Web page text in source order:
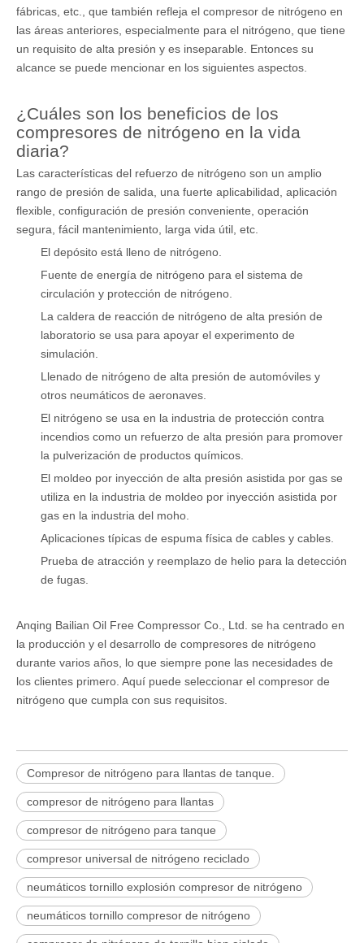
fábricas, etc., que también refleja el compresor de nitrógeno en
las áreas anteriores, especialmente para el nitrógeno, que tiene
un requisito de alta presión y es inseparable. Entonces su
alcance se puede mencionar en los siguientes aspectos.
¿Cuáles son los beneficios de los
compresores de nitrógeno en la vida
diaria?
Las características del refuerzo de nitrógeno son un amplio
rango de presión de salida, una fuerte aplicabilidad, aplicación
flexible, configuración de presión conveniente, operación
segura, fácil mantenimiento, larga vida útil, etc.
El depósito está lleno de nitrógeno.
Fuente de energía de nitrógeno para el sistema de
circulación y protección de nitrógeno.
La caldera de reacción de nitrógeno de alta presión de
laboratorio se usa para apoyar el experimento de
simulación.
Llenado de nitrógeno de alta presión de automóviles y
otros neumáticos de aeronaves.
El nitrógeno se usa en la industria de protección contra
incendios como un refuerzo de alta presión para promover
la pulverización de productos químicos.
El moldeo por inyección de alta presión asistida por gas se
utiliza en la industria de moldeo por inyección asistida por
gas en la industria del moho.
Aplicaciones típicas de espuma física de cables y cables.
Prueba de atracción y reemplazo de helio para la detección
de fugas.
Anqing Bailian Oil Free Compressor Co., Ltd. se ha centrado en
la producción y el desarrollo de compresores de nitrógeno
durante varios años, lo que siempre pone las necesidades de
los clientes primero. Aquí puede seleccionar el compresor de
nitrógeno que cumpla con sus requisitos.
Compresor de nitrógeno para llantas de tanque.
compresor de nitrógeno para llantas
compresor de nitrógeno para tanque
compresor universal de nitrógeno reciclado
neumáticos tornillo explosión compresor de nitrógeno
neumáticos tornillo compresor de nitrógeno